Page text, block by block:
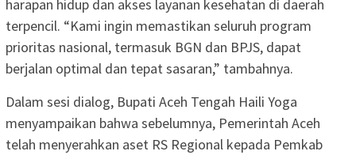
harapan hidup dan akses layanan kesehatan di daerah
terpencil. “Kami ingin memastikan seluruh program
prioritas nasional, termasuk BGN dan BPJS, dapat
berjalan optimal dan tepat sasaran,” tambahnya.
Dalam sesi dialog, Bupati Aceh Tengah Haili Yoga
menyampaikan bahwa sebelumnya, Pemerintah Aceh
telah menyerahkan aset RS Regional kepada Pemkab